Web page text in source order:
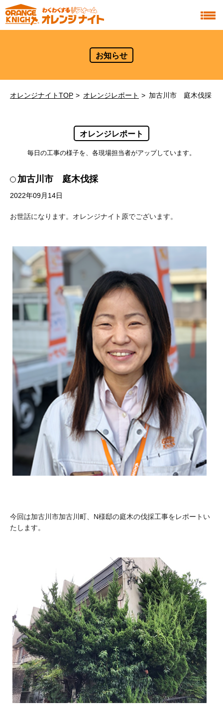
お知らせ
オレンジナイトTOP オレンジレポート 加古川市 庭木伐採
オレンジレポート
毎日の工事の様子を、各現場担当者がアップしています。
加古川市 庭木伐採
2022年09月14日
お世話になります。オレンジナイト原でございます。
今回は加古川市加古川町、N様邸の庭木の伐採工事をレポートい
たします。